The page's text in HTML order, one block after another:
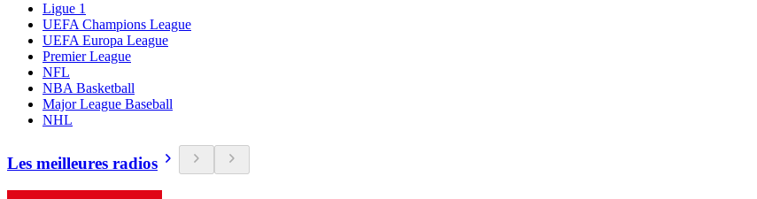
Ligue 1
UEFA Champions League
UEFA Europa League
Premier League
NFL
NBA Basketball
Major League Baseball
NHL
Les meilleures radios